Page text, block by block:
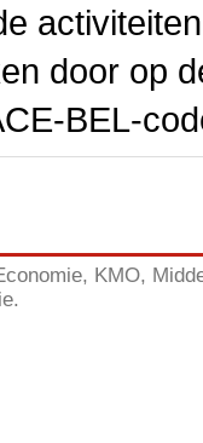
door op
BEL-
KMO,